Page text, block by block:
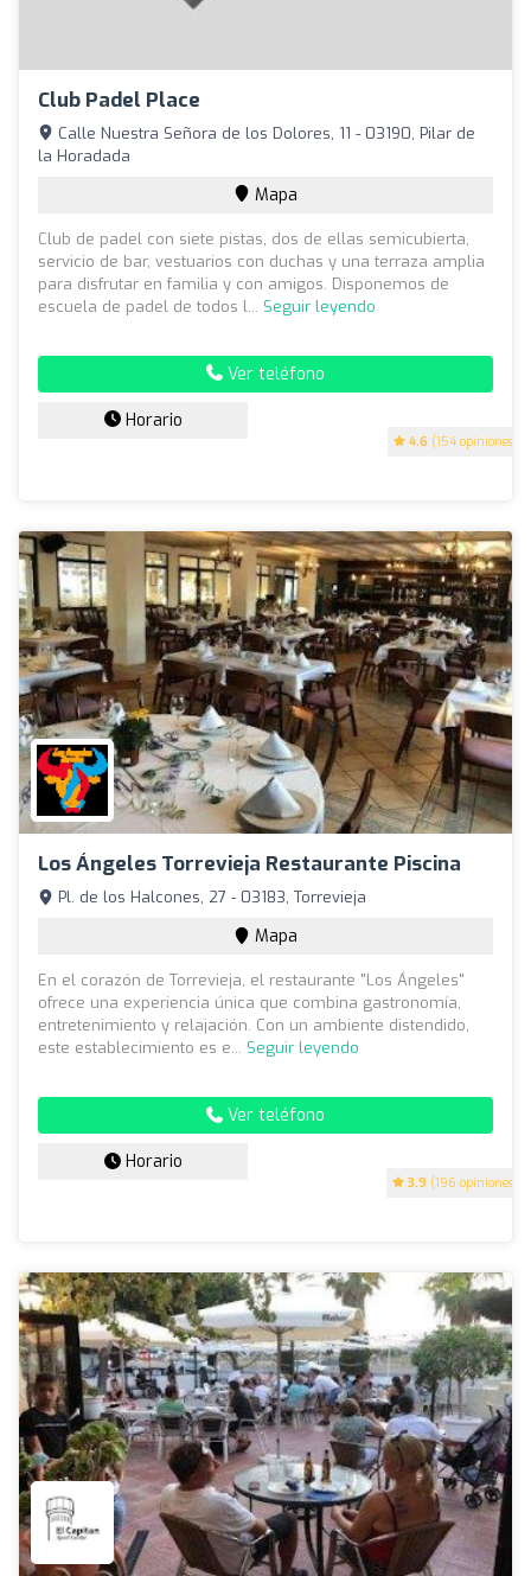
Club Padel Place
4.6 (154 opiniones)
Calle Nuestra Señora de los Dolores, 11 - 03190, Pilar de
la Horadada
Mapa
Club de padel con siete pistas, dos de ellas semicubierta,
servicio de bar, vestuarios con duchas y una terraza amplia
para disfrutar en familia y con amigos. Disponemos de
escuela de padel de todos l... Seguir leyendo
Ver teléfono
Horario
Los Ángeles Torrevieja Restaurante Piscina
3.9 (196 opiniones)
Pl. de los Halcones, 27 - 03183, Torrevieja
Mapa
En el corazón de Torrevieja, el restaurante "Los Ángeles"
ofrece una experiencia única que combina gastronomía,
entretenimiento y relajación. Con un ambiente distendido,
este establecimiento es e... Seguir leyendo
Ver teléfono
Horario